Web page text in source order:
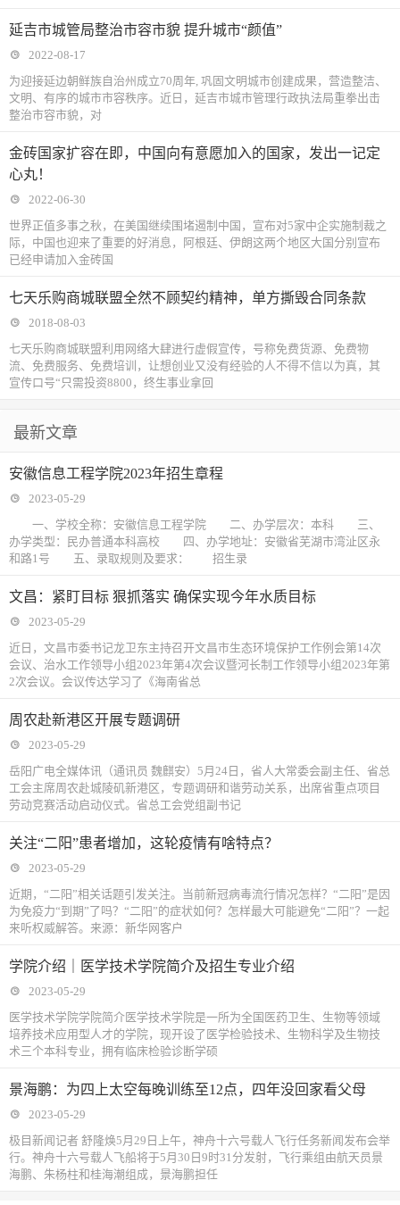
延吉市城管局整治市容市貌 提升城市“颜值”
2022-08-17
为迎接延边朝鲜族自治州成立70周年, 巩固文明城市创建成果，营造整洁、
文明、有序的城市市容秩序。近日，延吉市城市管理行政执法局重拳出击
整治市容市貌，对
金砖国家扩容在即，中国向有意愿加入的国家，发出一记定
心丸！
2022-06-30
世界正值多事之秋，在美国继续围堵遏制中国，宣布对5家中企实施制裁之
际，中国也迎来了重要的好消息，阿根廷、伊朗这两个地区大国分别宣布
已经申请加入金砖国
七天乐购商城联盟全然不顾契约精神，单方撕毁合同条款
2018-08-03
七天乐购商城联盟利用网络大肆进行虚假宣传，号称免费货源、免费物
流、免费服务、免费培训，让想创业又没有经验的人不得不信以为真，其
宣传口号“只需投资8800，终生事业拿回
最新文章
安徽信息工程学院2023年招生章程
2023-05-29
一、学校全称：安徽信息工程学院 二、办学层次：本科 三、
办学类型：民办普通本科高校 四、办学地址：安徽省芜湖市湾沚区永
和路1号 五、录取规则及要求： 招生录
文昌：紧盯目标 狠抓落实 确保实现今年水质目标
2023-05-29
近日，文昌市委书记龙卫东主持召开文昌市生态环境保护工作例会第14次
会议、治水工作领导小组2023年第4次会议暨河长制工作领导小组2023年第
2次会议。会议传达学习了《海南省总
周农赴新港区开展专题调研
2023-05-29
岳阳广电全媒体讯（通讯员 魏麒安）5月24日，省人大常委会副主任、省总
工会主席周农赴城陵矶新港区，专题调研和谐劳动关系，出席省重点项目
劳动竞赛活动启动仪式。省总工会党组副书记
关注“二阳”患者增加，这轮疫情有啥特点？
2023-05-29
近期，“二阳”相关话题引发关注。当前新冠病毒流行情况怎样？“二阳”是因
为免疫力“到期”了吗？“二阳”的症状如何？怎样最大可能避免“二阳”？一起
来听权威解答。来源：新华网客户
学院介绍｜医学技术学院简介及招生专业介绍
2023-05-29
医学技术学院学院简介医学技术学院是一所为全国医药卫生、生物等领域
培养技术应用型人才的学院，现开设了医学检验技术、生物科学及生物技
术三个本科专业，拥有临床检验诊断学硕
景海鹏：为四上太空每晚训练至12点，四年没回家看父母
2023-05-29
极目新闻记者 舒隆焕5月29日上午，神舟十六号载人飞行任务新闻发布会举
行。神舟十六号载人飞船将于5月30日9时31分发射，飞行乘组由航天员景
海鹏、朱杨柱和桂海潮组成，景海鹏担任